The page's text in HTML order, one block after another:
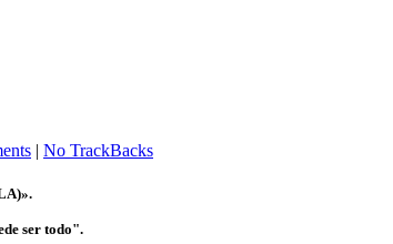
| No TrackBacks
ser todo".